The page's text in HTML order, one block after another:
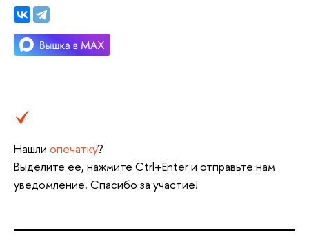
Нашли опечатку?
Выделите её, нажмите Ctrl+Enter и отправьте нам
уведомление. Спасибо за участие!